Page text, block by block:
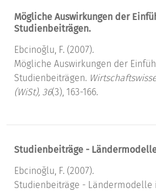
Mögliche Auswirkungen der
Studienbeiträgen.
Ebcinoğlu, F. (2007).
Mögliche Auswirkungen der
Studienbeiträgen.
(WiSt), 36(3), 163-166.
Studienbeiträge -
Ebcinoğlu, F. (2007).
Studienbeiträge - Ländermodelle